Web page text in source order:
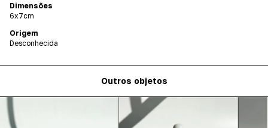
Dimensões
6x7cm
Origem
Desconhecida
Outros objetos